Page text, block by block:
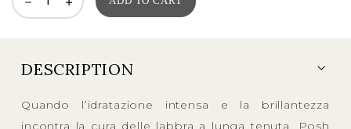
DESCRIPTION
Quando l’idratazione intensa e la brillantezza
incontra la cura delle labbra a lunga tenuta, Posh